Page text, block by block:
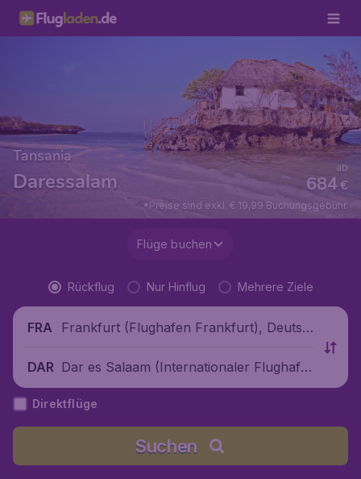
Tansania
Daressalam €
684
ab
*Preise sind exkl. € 19,99 Buchungsgebühr.
Flüge buchen
Rückflug Nur Hinflug Mehrere Ziele
FRA
Frankfurt (Flughafen Frankfurt), Deutsc
DAR Dar es Salaam (Internationaler Flughafe
n Julius Nyerere), Tansania
Direktflüge
Suchen